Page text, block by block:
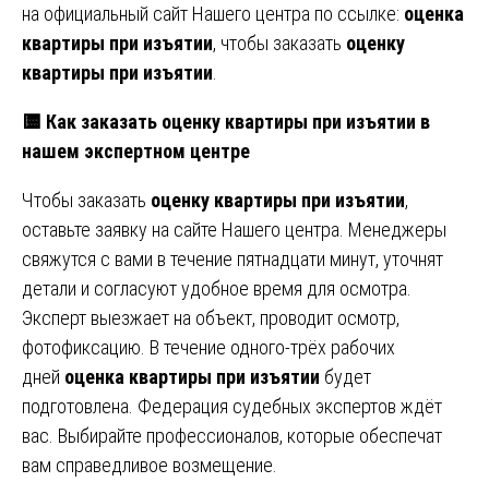
на официальный сайт Нашего центра по ссылке: оценка
квартиры при изъятии, чтобы заказать оценку
квартиры при изъятии
🟨 Как заказать оценку квартиры при изъятии в
нашем экспертном центре
Чтобы заказать оценку квартиры при изъятии,
оставьте заявку на сайте Нашего центра. Менеджеры
свяжутся с вами в течение пятнадцати минут, уточнят
детали и согласуют удобное время для осмотра.
Эксперт выезжает на объект, проводит осмотр,
фотофиксацию. В течение одного-трёх рабочих
дней оценка квартиры при изъятии будет
подготовлена. Федерация судебных экспертов ждёт
вас. Выбирайте профессионалов, которые обеспечат
вам справедливое возмещение.